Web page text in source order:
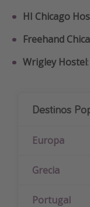
HI Chicago
Freehand
Wrigley Hostel
Destinos
Europa
Grecia
Portugal